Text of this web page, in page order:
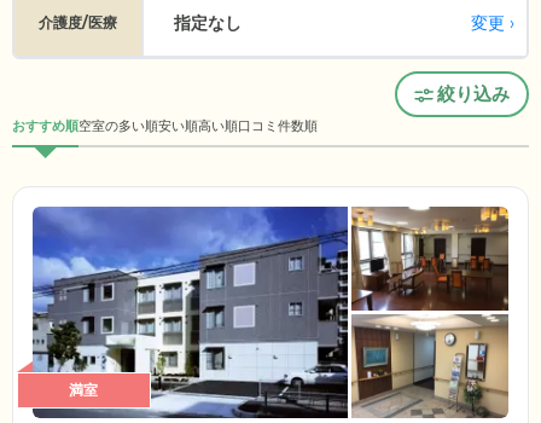
介護度/医療 指定なし 変更
絞り込み
おすすめ順空室の多い順安い順高い順口コミ件数順
満室